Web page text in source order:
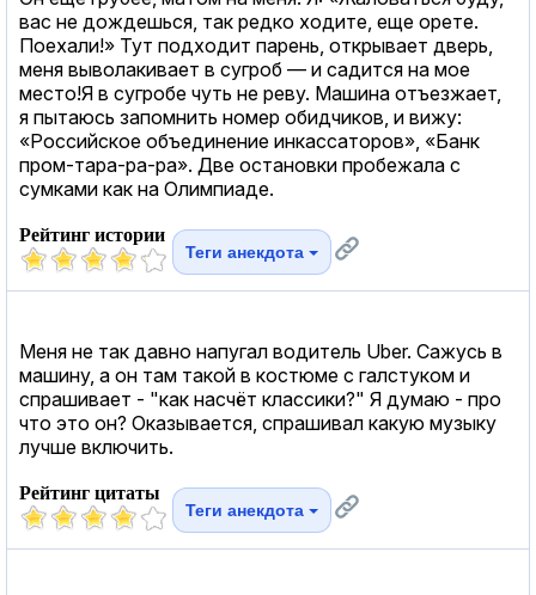
вас не дождешься, так редко ходите, еще орете.
Поехали!» Тут подходит парень, открывает дверь,
меня выволакивает в сугроб — и садится на мое
место!Я в сугробе чуть не реву. Машина отъезжает,
я пытаюсь запомнить номер обидчиков, и вижу:
«Российское объединение инкассаторов», «Банк
пром-тара-ра-ра». Две остановки пробежала с
сумками как на Олимпиаде.
Рейтинг истории
Теги анекдота
Меня не так давно напугал водитель Uber. Сажусь в
машину, а он там такой в костюме с галстуком и
спрашивает - "как насчёт классики?" Я думаю - про
что это он? Оказывается, спрашивал какую музыку
лучше включить.
Рейтинг цитаты
Теги анекдота